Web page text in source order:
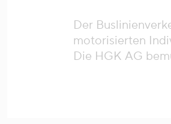
Der
motorisierten
Die HGK AG